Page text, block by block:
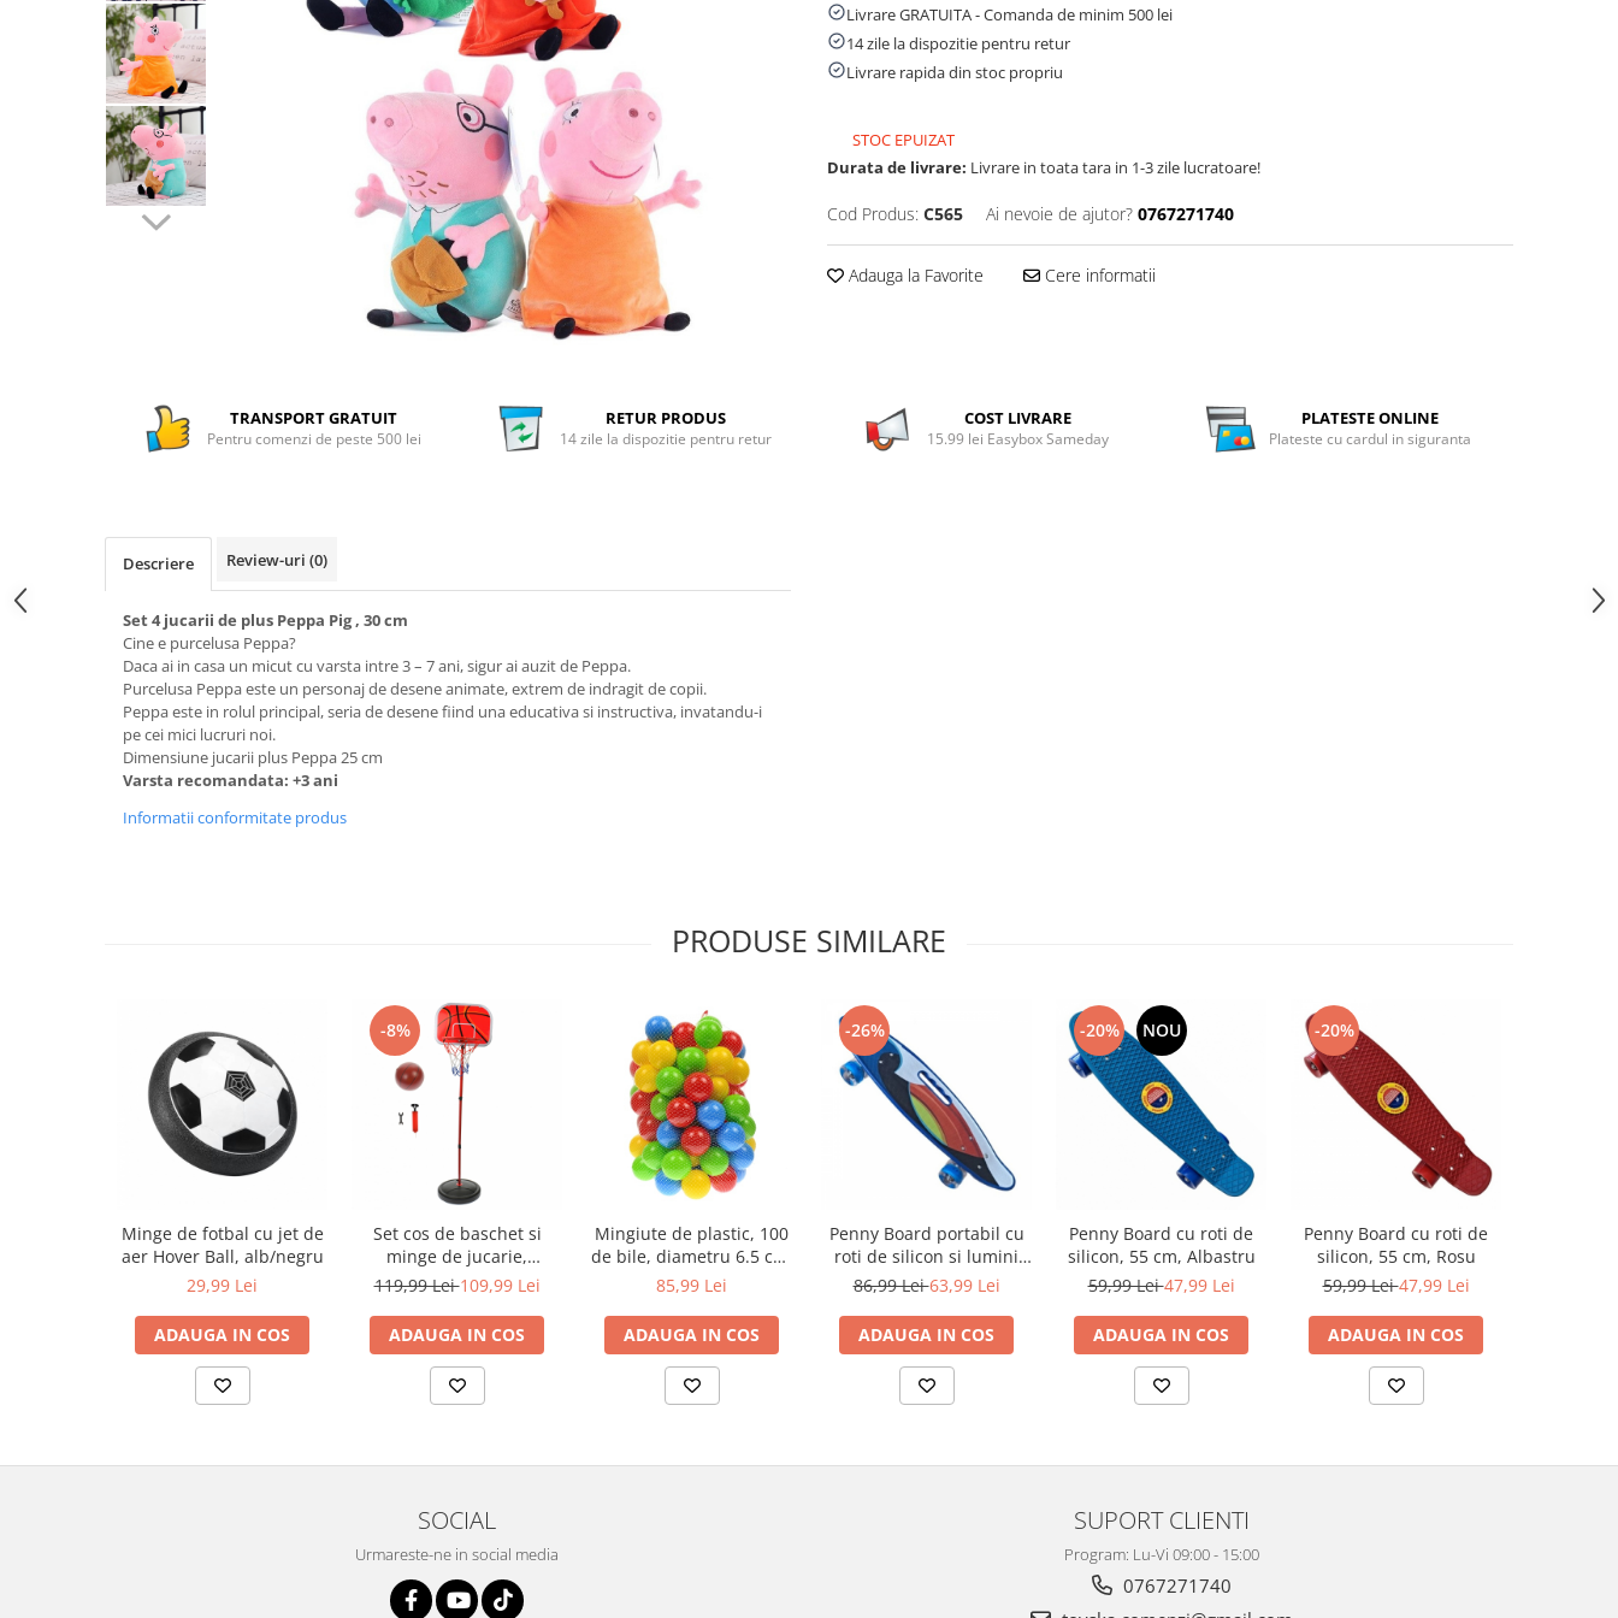
Tablite educative
Livrare GRATUITA - Comanda de minim 500 lei
14 zile la dispozitie pentru retur
Livrare rapida din stoc propriu
STOC EPUIZAT
Durata de livrare: Livrare in toata tara in 1-3 zile lucratoare!
Cod Produs: C565 Ai nevoie de ajutor? 0767271740
Adauga la Favorite Cere informatii
TRANSPORT GRATUIT
Pentru comenzi de peste 500 lei
RETUR PRODUS
14 zile la dispozitie pentru retur
COST LIVRARE
15.99 lei Easybox Sameday
PLATESTE ONLINE
Plateste cu cardul in siguranta
Descriere Review-uri (0)
Set 4 jucarii de plus Peppa Pig , 30 cm
Cine e purcelusa Peppa?
Daca ai in casa un micut cu varsta intre 3 – 7 ani, sigur ai auzit de Peppa.
Purcelusa Peppa este un personaj de desene animate, extrem de indragit de copii.
Peppa este in rolul principal, seria de desene fiind una educativa si instructiva, invatandu-i
pe cei mici lucruri noi.
Dimensiune jucarii plus Peppa 25 cm
Varsta recomandata: +3 ani
Informatii conformitate produs
PRODUSE SIMILARE
Minge de fotbal cu jet de
aer Hover Ball, alb/negru
29,99 Lei
ADAUGA IN COS
-8%
Set cos de baschet si
minge de jucarie,
lungime reglabila,
119,99 Lei109,99 Lei
ADAUGA IN COS
Mingiute de plastic, 100
de bile, diametru 6.5 cm,
multicolor
85,99 Lei
ADAUGA IN COS
-26%
Penny Board portabil cu
roti de silicon si lumini
LED, 58 cm, multicolor,
86,99 Lei63,99 Lei
ADAUGA IN COS
-20% NOU
Penny Board cu roti de
silicon, 55 cm, Albastru
59,99 Lei47,99 Lei
ADAUGA IN COS
-20%
Penny Board cu roti de
silicon, 55 cm, Rosu
59,99 Lei47,99 Lei
ADAUGA IN COS
SOCIAL
Urmareste-ne in social media
SUPORT CLIENTI
Program: Lu-Vi 09:00 - 15:00
0767271740